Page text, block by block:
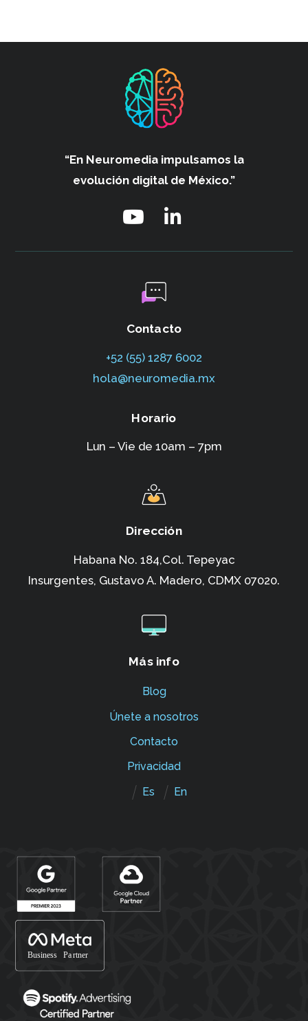
“En Neuromedia impulsamos la
evolución digital de México.”
Contacto
+52 (55) 1287 6002‬
hola@neuromedia.mx
Horario
Lun – Vie de 10am – 7pm
Dirección
Habana No. 184,Col. Tepeyac
Insurgentes, Gustavo A. Madero, CDMX 07020.
Más info
Blog
Únete a nosotros
Contacto
Privacidad
Es
En